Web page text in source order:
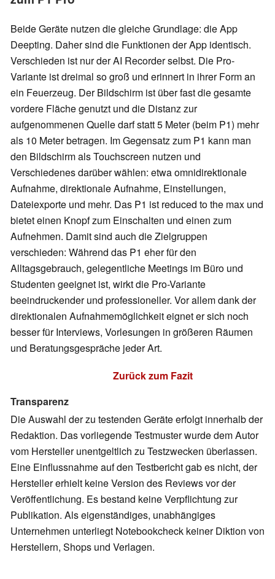
Beide Geräte nutzen die gleiche Grundlage: die App
Deepting. Daher sind die Funktionen der App identisch.
Verschieden ist nur der AI Recorder selbst. Die Pro-
Variante ist dreimal so groß und erinnert in ihrer Form an
ein Feuerzeug. Der Bildschirm ist über fast die gesamte
vordere Fläche genutzt und die Distanz zur
aufgenommenen Quelle darf statt 5 Meter (beim P1) mehr
als 10 Meter betragen. Im Gegensatz zum P1 kann man
den Bildschirm als Touchscreen nutzen und
Verschiedenes darüber wählen: etwa omnidirektionale
Aufnahme, direktionale Aufnahme, Einstellungen,
Dateiexporte und mehr. Das P1 ist reduced to the max und
bietet einen Knopf zum Einschalten und einen zum
Aufnehmen. Damit sind auch die Zielgruppen
verschieden: Während das P1 eher für den
Alltagsgebrauch, gelegentliche Meetings im Büro und
Studenten geeignet ist, wirkt die Pro-Variante
beeindruckender und professioneller. Vor allem dank der
direktionalen Aufnahmemöglichkeit eignet er sich noch
besser für Interviews, Vorlesungen in größeren Räumen
und Beratungsgespräche jeder Art.
Zurück zum Fazit
Transparenz
Die Auswahl der zu testenden Geräte erfolgt innerhalb der
Redaktion. Das vorliegende Testmuster wurde dem Autor
vom Hersteller unentgeltlich zu Testzwecken überlassen.
Eine Einflussnahme auf den Testbericht gab es nicht, der
Hersteller erhielt keine Version des Reviews vor der
Veröffentlichung. Es bestand keine Verpflichtung zur
Publikation. Als eigenständiges, unabhängiges
Unternehmen unterliegt Notebookcheck keiner Diktion von
Herstellern, Shops und Verlagen.